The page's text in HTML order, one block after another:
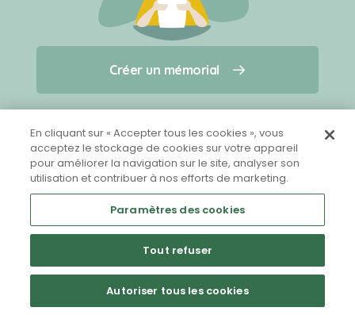
Créer un mémorial
Qui sommes-nous ?
Nous contacter
Partager sur Facebook
Créer un mémorial
En cliquant sur « Accepter tous les cookies », vous
acceptez le stockage de cookies sur votre appareil
pour améliorer la navigation sur le site, analyser son
utilisation et contribuer à nos efforts de marketing.
Paramètres des cookies
Tout refuser
Autoriser tous les cookies